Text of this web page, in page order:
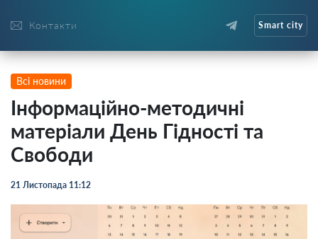
Контакти Smart city
Всі новини
Інформаційно-методичні
матеріали День Гідності та
Свободи
21 Листопада 11:12